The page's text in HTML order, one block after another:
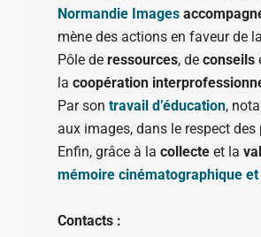
Normandie Images
mène des actions en faveur de la
Pôle de ressources, de conseils
la coopération
Par son travail d’éducation,
aux images, dans le respect
Enfin, grâce à la collecteet la
mémoire cinématographique
Contacts :